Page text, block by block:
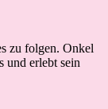
zu folgen. Onkel
und erlebt sein